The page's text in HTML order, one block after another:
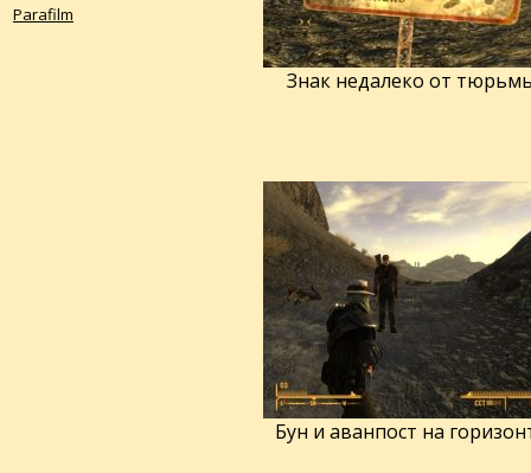
Parafilm
Знак недалеко от
Бун и аванпост на